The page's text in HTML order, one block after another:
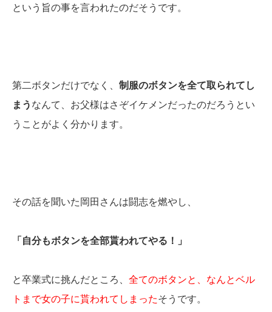
という旨の事を言われたのだそうです。
第二ボタンだけでなく、 制服のボタンを全て取られてし
まう なんて、お父様はさぞイケメンだったのだろうとい
うことがよく分かります。
その話を聞いた岡田さんは闘志を燃やし、
「自分もボタンを全部貰われてやる！」
と卒業式に挑んだところ、 全てのボタンと、なんとベル
トまで女の子に貰われてしまったそうです。